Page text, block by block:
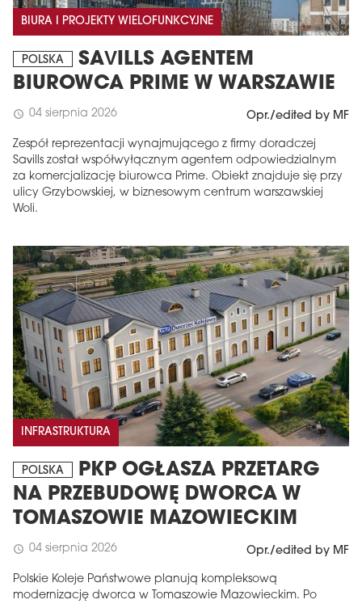
BIURA I PROJEKTY WIELOFUNKCYJNE
POLSKA
SAVILLS AGENTEM
BIUROWCA PRIME W WARSZAWIE
schedule 04 sierpnia 2026 Opr./edited by MF
Zespół reprezentacji wynajmującego z firmy doradczej
Savills został współwyłącznym agentem odpowiedzialnym
za komercjalizację biurowca Prime. Obiekt znajduje się przy
ulicy Grzybowskiej, w biznesowym centrum warszawskiej
Woli.
INFRASTRUKTURA
POLSKA
PKP OGŁASZA PRZETARG
NA PRZEBUDOWĘ DWORCA W
TOMASZOWIE MAZOWIECKIM
schedule 04 sierpnia 2026 Opr./edited by MF
Polskie Koleje Państwowe planują kompleksową
modernizację dworca w Tomaszowie Mazowieckim. Po